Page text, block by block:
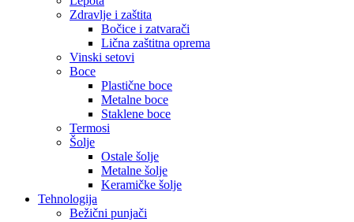
Zdravlje i zaštita
Bočice i zatvarači
Lična zaštitna oprema
Vinski setovi
Boce
Plastične boce
Metalne boce
Staklene boce
Termosi
Šolje
Ostale šolje
Metalne šolje
Keramičke šolje
Tehnologija
Bežični punjači